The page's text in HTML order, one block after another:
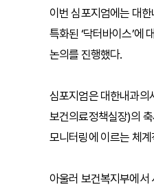
이번 심포지엄에는 대
특화된 ‘닥터바이스’에
논의를 진행했다.
심포지엄은 대한내과의
보건의료정책실장)의
모니터링에 이르는 체
아울러 보건복지부에서